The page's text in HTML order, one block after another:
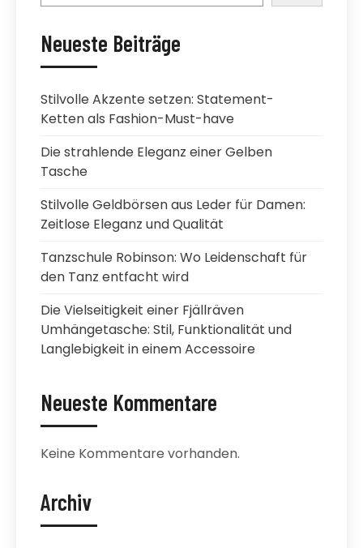
Neueste Beiträge
Stilvolle Akzente setzen: Statement-
Ketten als Fashion-Must-have
Die strahlende Eleganz einer Gelben
Tasche
Stilvolle Geldbörsen aus Leder für Damen:
Zeitlose Eleganz und Qualität
Tanzschule Robinson: Wo Leidenschaft für
den Tanz entfacht wird
Die Vielseitigkeit einer Fjällräven
Umhängetasche: Stil, Funktionalität und
Langlebigkeit in einem Accessoire
Neueste Kommentare
Keine Kommentare vorhanden.
Archiv